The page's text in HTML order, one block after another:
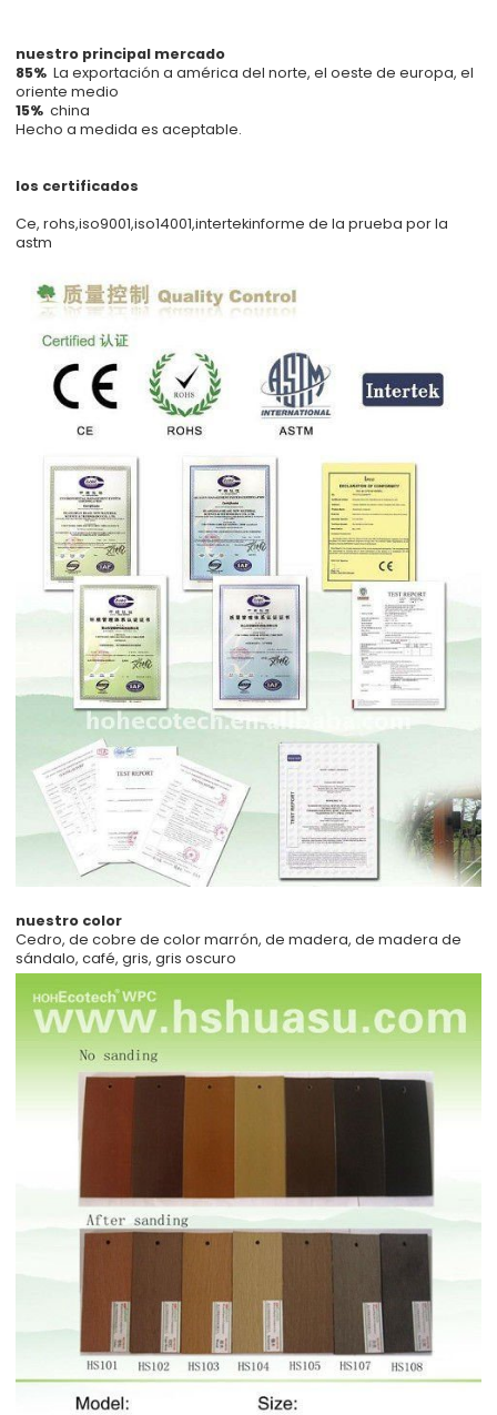
nuestro principal mercado
85%La exportación a américa del norte, el oeste de europa, el
oriente medio
15%china
Hecho a medida es aceptable.
los certificados
Ce, rohs,iso9001,iso14001,intertekinforme de la prueba por la
astm
nuestro color
Cedro, de cobre de color marrón, de madera, de madera de
sándalo, café, gris, gris oscuro